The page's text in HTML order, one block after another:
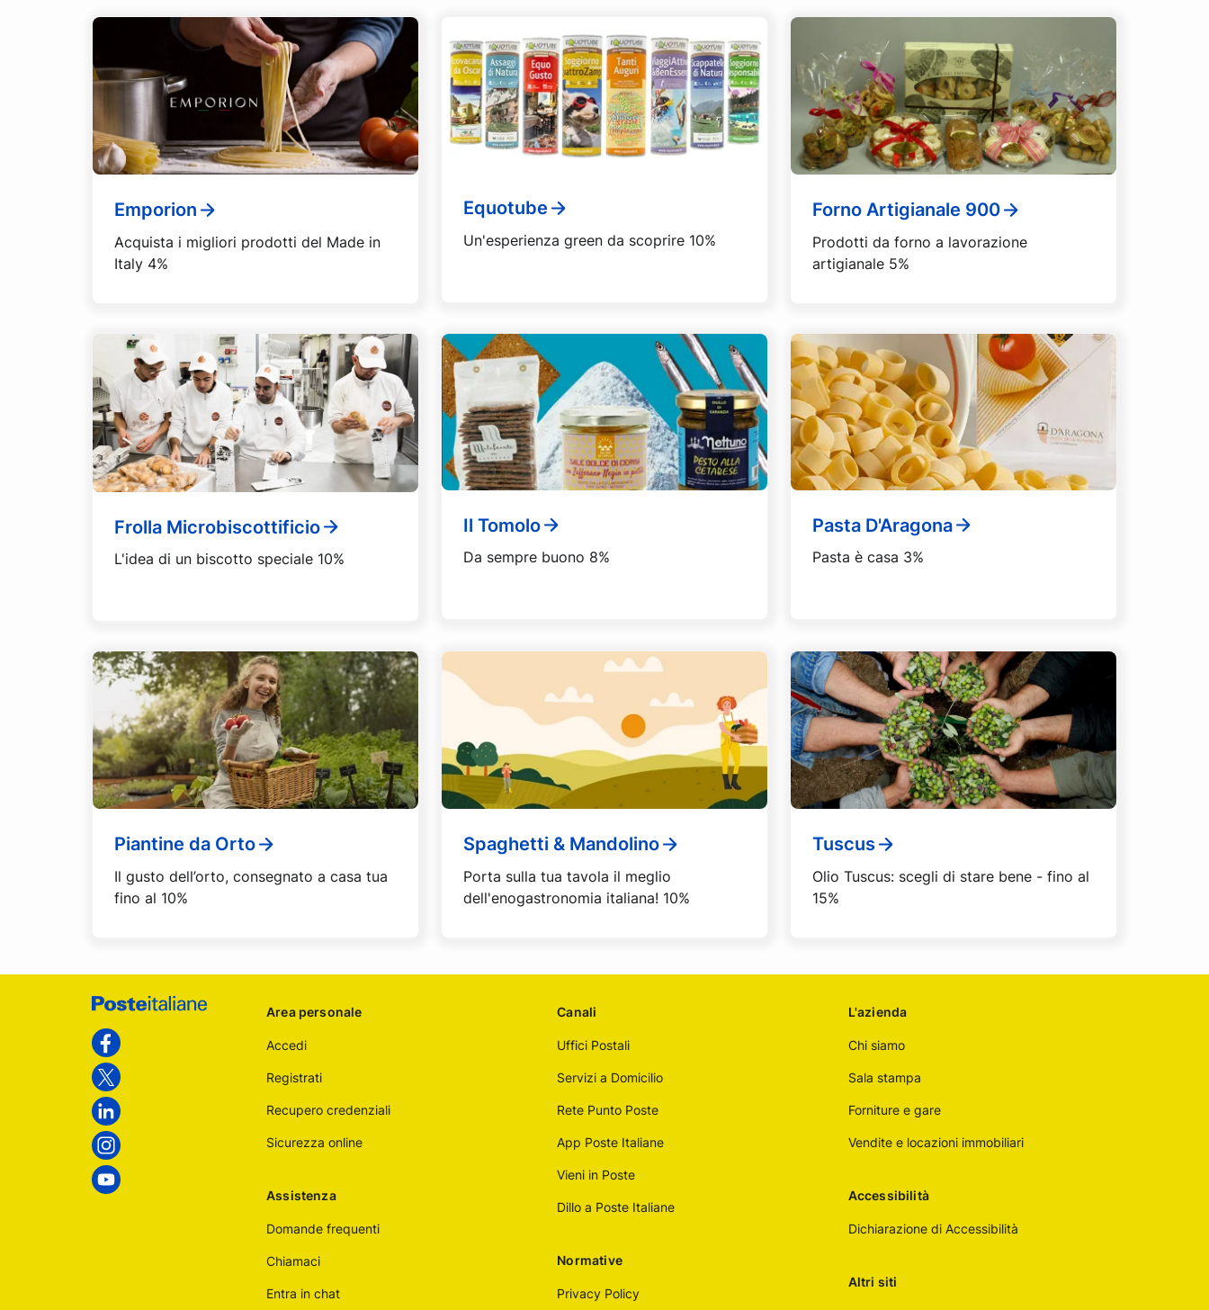
Emporion
Acquista i migliori prodotti del Made in
Italy 4%
Equotube
Un'esperienza green da scoprire 10%
Forno Artigianale 900
Prodotti da forno a lavorazione
artigianale 5%
Frolla Microbiscottificio
L'idea di un biscotto speciale 10%
Il Tomolo
Da sempre buono 8%
Pasta D'Aragona
Pasta è casa 3%
Piantine da Orto
Il gusto dell’orto, consegnato a casa tua
fino al 10%
Spaghetti & Mandolino
Porta sulla tua tavola il meglio
dell'enogastronomia italiana! 10%
Tuscus
Olio Tuscus: scegli di stare bene - fino al
15%
Footer
Poste
Italiane
Area personale
Accedi
Registrati
Recupero credenziali
Sicurezza online
Assistenza
Domande frequenti
Chiamaci
Entra in chat
Canali
Uffici Postali
Servizi a Domicilio
Rete Punto Poste
App Poste Italiane
Vieni in Poste
Dillo a Poste Italiane
Normative
Privacy Policy
L'azienda
Chi siamo
Sala stampa
Forniture e gare
Vendite e locazioni immobiliari
Accessibilità
Dichiarazione di Accessibilità
Altri siti